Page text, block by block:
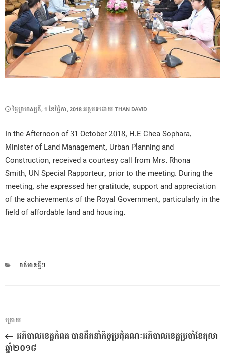
POSTED
ថ្ងៃ​ព្រហស្បតិ៍, 1 ខែ​វិច្ឆិកា, 2018អត្ថបទដោយTHAN DAVID
In the Afternoon of 31 October 2018, H.E Chea Sophara,
Minister of Land Management, Urban Planning and
Construction, received a courtesy call from Mrs. Rhona
Smith, UN Special Rapporteur, prior to the meeting. During the
meeting, she expressed her gratitude, support and appreciation
of the achievements of the Royal Government, particularly in the
field of affordable land and housing.
CATEGORIES
ពត៌មានថ្មីៗ
ការ​
នាំទិស​
ប្រកាស
អត្ថបទ
មុន
ក្រោយ
អភិបាលខេត្តកំពត បានដឹកនាំកិច្ចប្រជុំគណៈអភិបាលខេត្តប្រចាំខែតុលា
ឆ្នាំ២០១៨